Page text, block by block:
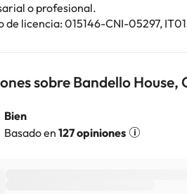
o profesional.
de licencia: 015146-CNI-05297,
sobre Bandello
Bien
Basado en 127 opiniones